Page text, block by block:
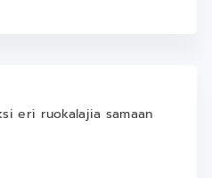
eri ruokalajia samaan